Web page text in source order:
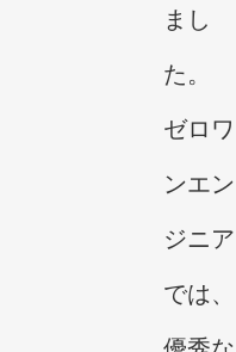
まし
た。
ゼロワ
ンエン
ジニア
では、